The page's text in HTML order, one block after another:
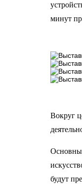
минут
Вокруг
будут